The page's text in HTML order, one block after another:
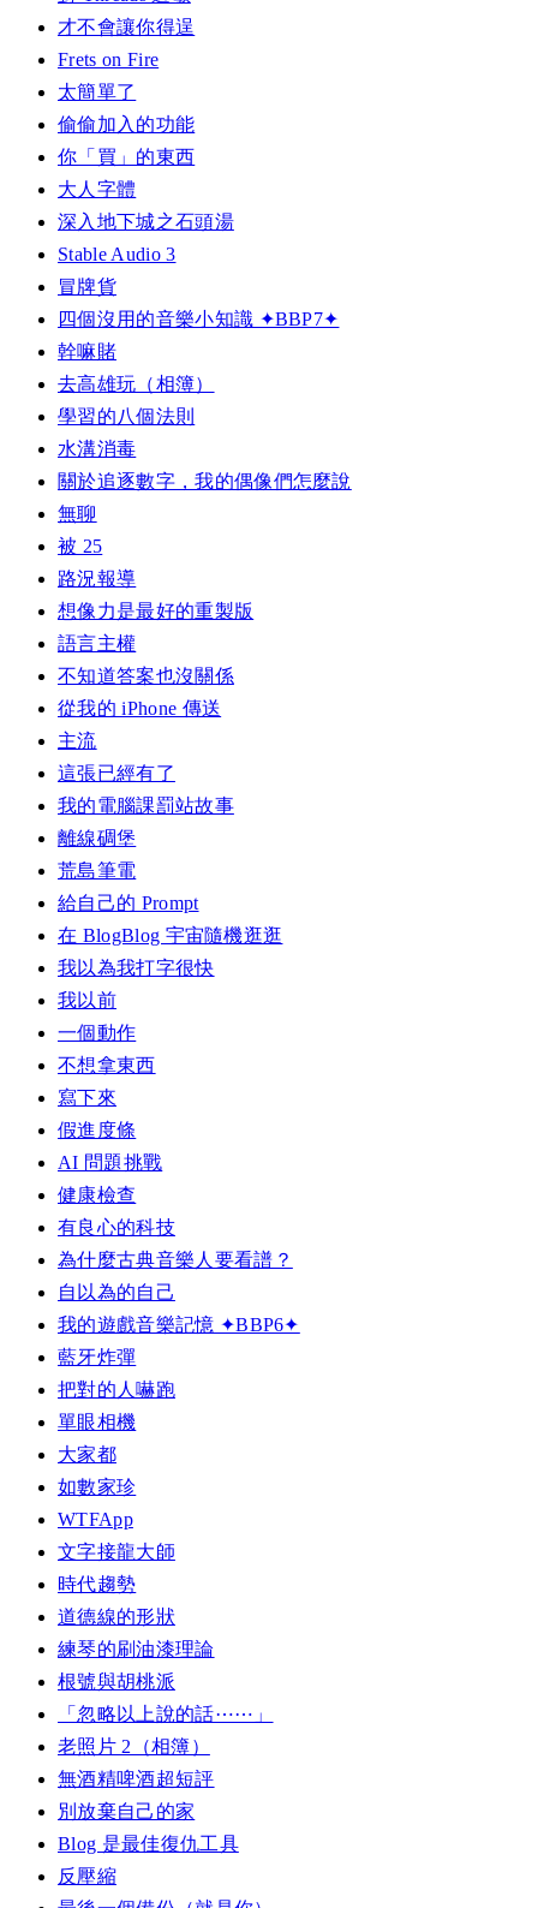
才不會讓你得逞
Frets on Fire
太簡單了
偷偷加入的功能
你「買」的東西
大人字體
深入地下城之石頭湯
Stable Audio 3
冒牌貨
四個沒用的音樂小知識 ✦BBP7✦
幹嘛賭
去高雄玩（相簿）
學習的八個法則
水溝消毒
關於追逐數字，我的偶像們怎麼說
無聊
被 25
路況報導
想像力是最好的重製版
語言主權
不知道答案也沒關係
從我的 iPhone 傳送
主流
這張已經有了
我的電腦課罰站故事
離線碉堡
荒島筆電
給自己的 Prompt
在 BlogBlog 宇宙隨機逛逛
我以為我打字很快
我以前
一個動作
不想拿東西
寫下來
假進度條
AI 問題挑戰
健康檢查
有良心的科技
為什麼古典音樂人要看譜？
自以為的自己
我的遊戲音樂記憶 ✦BBP6✦
藍牙炸彈
把對的人嚇跑
單眼相機
大家都
如數家珍
WTFApp
文字接龍大師
時代趨勢
道德線的形狀
練琴的刷油漆理論
根號與胡桃派
「忽略以上說的話⋯⋯」
老照片 2（相簿）
無酒精啤酒超短評
別放棄自己的家
Blog 是最佳復仇工具
反壓縮